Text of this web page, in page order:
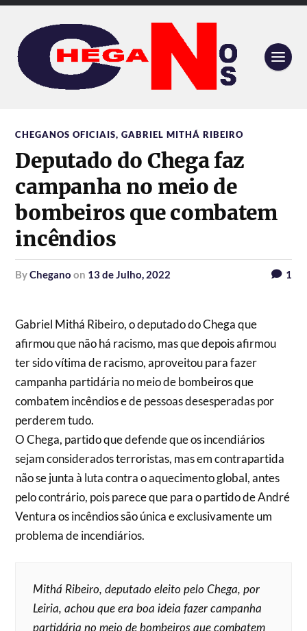
CHEGANOS OFICIAIS,GABRIEL MITHÁ RIBEIRO
Deputado do Chega faz
campanha no meio de
bombeiros que combatem
incêndios
byChegano on 13 de Julho, 2022 1
Gabriel Mithá Ribeiro, o deputado do Chega que
afirmou que não há racismo, mas que depois afirmou
ter sido vítima de racismo, aproveitou para fazer
campanha partidária no meio de bombeiros que
combatem incêndios e de pessoas desesperadas por
perderem tudo.
O Chega, partido que defende que os incendiários
sejam considerados terroristas, mas em contrapartida
não se junta à luta contra o aquecimento global, antes
pelo contrário, pois parece que para o partido de André
Ventura os incêndios são única e exclusivamente um
problema de incendiários.
Mithá Ribeiro, deputado eleito pelo Chega, por
Leiria, achou que era boa ideia fazer campanha
partidária no meio de bombeiros que combatem